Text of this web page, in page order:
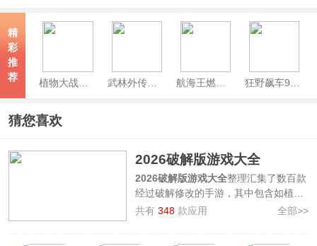
精
彩
推
荐
植物大战僵尸2官方正版 武林外传手游
猜您喜欢
2026破解版游戏大全
2026破解版游戏大全整理汇集了数百款
经过破解修改的手游，其中包含如植物
大战僵尸2破解版、登山赛车2破解版、
共有348 款应用 全部>>